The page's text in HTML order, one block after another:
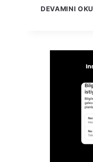
DEVAMINI OKU